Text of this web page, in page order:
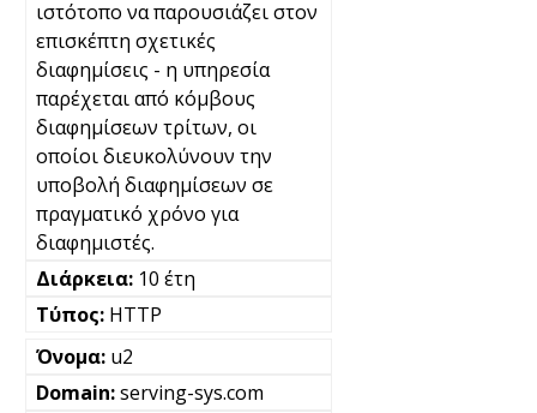
ιστότοπο να παρουσιάζει στον
επισκέπτη σχετικές
διαφημίσεις - η υπηρεσία
παρέχεται από κόμβους
διαφημίσεων τρίτων, οι
οποίοι διευκολύνουν την
υποβολή διαφημίσεων σε
πραγματικό χρόνο για
διαφημιστές.
10 έτη
HTTP
u2
serving-sys.com